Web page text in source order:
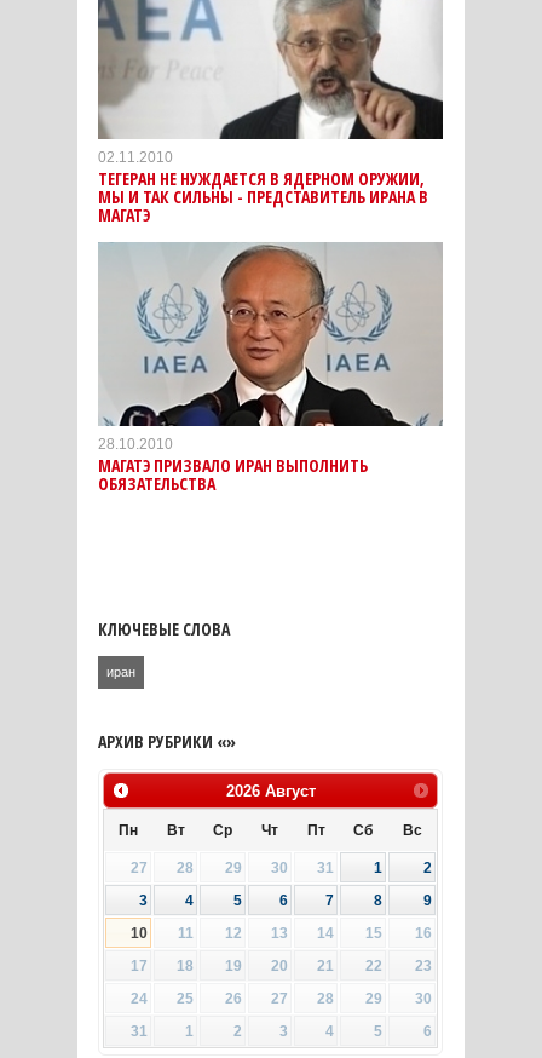
02.11.2010
ТЕГЕРАН НЕ НУЖДАЕТСЯ В ЯДЕРНОМ ОРУЖИИ,
МЫ И ТАК СИЛЬНЫ - ПРЕДСТАВИТЕЛЬ ИРАНА В
МАГАТЭ
28.10.2010
МАГАТЭ ПРИЗВАЛО ИРАН ВЫПОЛНИТЬ
ОБЯЗАТЕЛЬСТВА
КЛЮЧЕВЫЕ СЛОВА
иран
АРХИВ РУБРИКИ «»
2026 Август
Пн Вт Ср Чт Пт Сб Вс
27 28 29 30 31 1
2
3
4 5 6 7 8
9
10
11 12 13 14 15
16
17
18 19 20 21 22
23
24
25 26 27 28 29
30
31
1 2 3 4 5 6